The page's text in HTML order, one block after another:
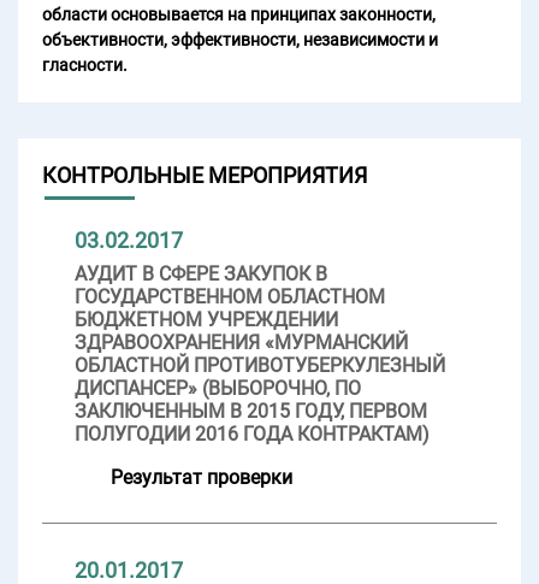
области основывается на принципах законности,
объективности, эффективности, независимости и
гласности.
КОНТРОЛЬНЫЕ МЕРОПРИЯТИЯ
03.02.2017
АУДИТ В СФЕРЕ ЗАКУПОК В
ГОСУДАРСТВЕННОМ ОБЛАСТНОМ
БЮДЖЕТНОМ УЧРЕЖДЕНИИ
ЗДРАВООХРАНЕНИЯ «МУРМАНСКИЙ
ОБЛАСТНОЙ ПРОТИВОТУБЕРКУЛЕЗНЫЙ
ДИСПАНСЕР» (ВЫБОРОЧНО, ПО
ЗАКЛЮЧЕННЫМ В 2015 ГОДУ, ПЕРВОМ
ПОЛУГОДИИ 2016 ГОДА КОНТРАКТАМ)
Результат проверки
20.01.2017